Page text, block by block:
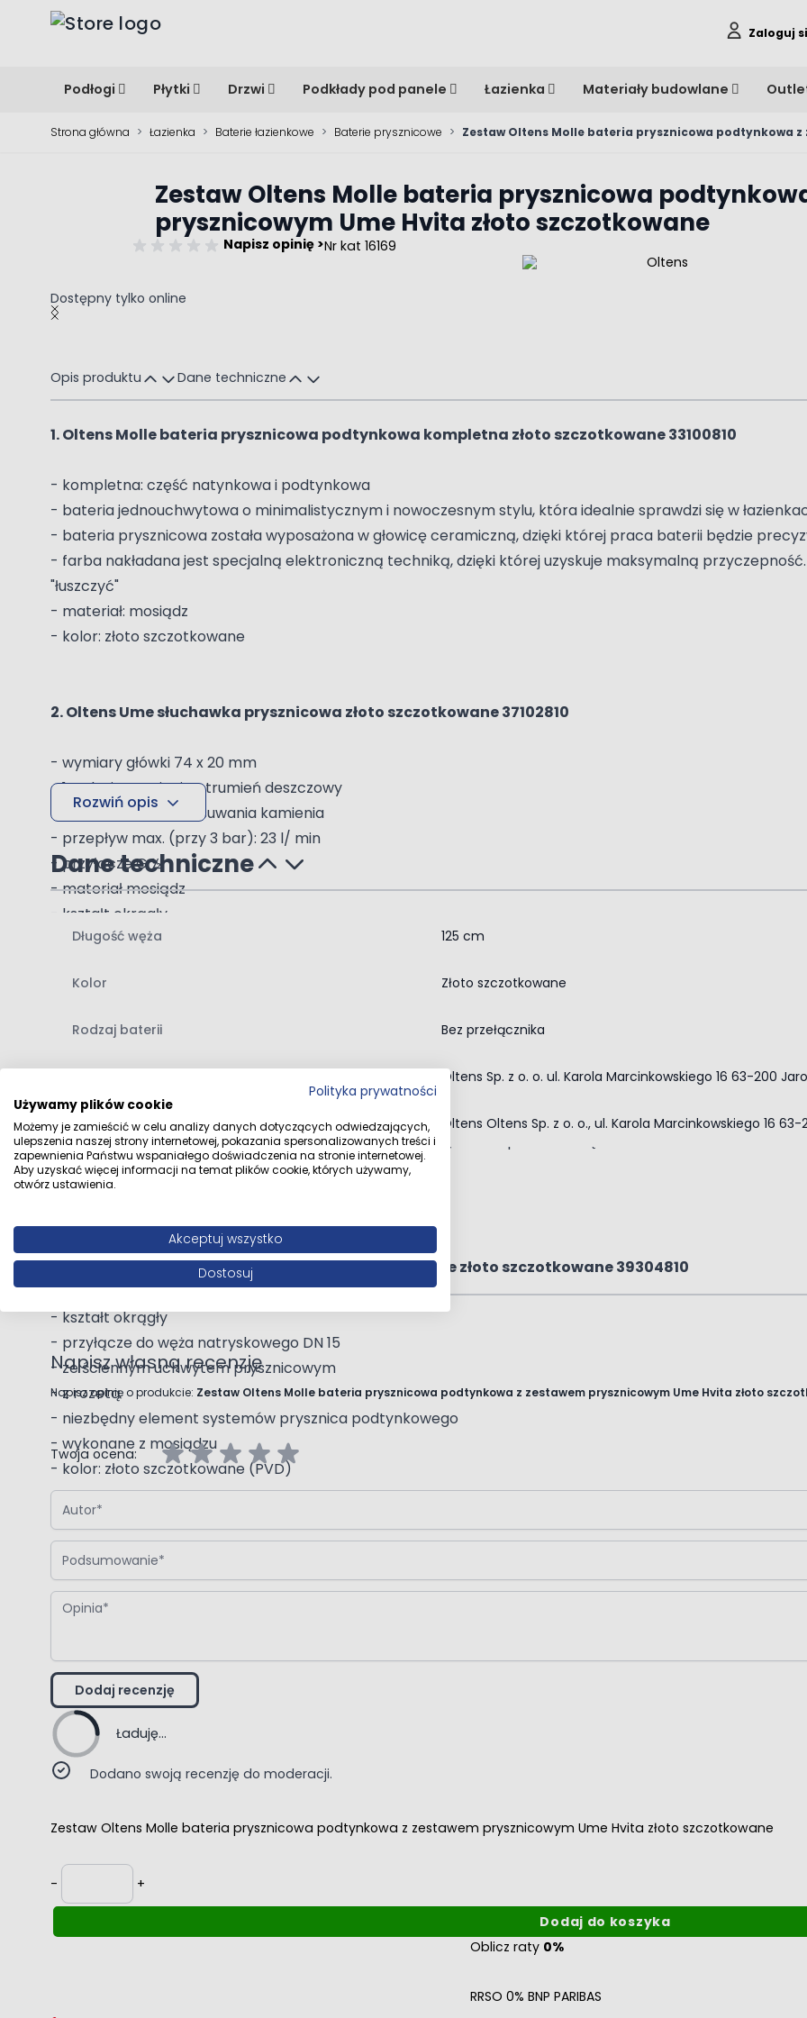
Przejdź do treści
Zaloguj
Podłogi Płytki Drzwi Podkłady pod panele Łazienka Materiały budowlane
Strona główna > Łazienka > Baterie łazienkowe > Baterie prysznicowe > Zestaw Oltens Molle bateria prysznicowa podtynkowa
Zestaw Oltens Molle bateria prysznicowa
prysznicowym Ume Hvita złoto szczotkowane
Napisz opinię >Nr kat 16169
Dostępny tylko online
Main image
Click to view image in fullscreen
Opis produktu Dane techniczne
1. Oltens Molle bateria prysznicowa podtynkowa kompletna złoto szczotkowane 33100810
- kompletna: część natynkowa i podtynkowa
- bateria jednouchwytowa o minimalistycznym i nowoczesnym stylu, która idealnie sprawdzi się w
- bateria prysznicowa została wyposażona w głowicę ceramiczną, dzięki której praca baterii będzie
- farba nakładana jest specjalną elektroniczną techniką, dzięki której uzyskuje maksymalną
"łuszczyć"
- materiał: mosiądz
- kolor: złoto szczotkowane
2. Oltens Ume słuchawka prysznicowa złoto szczotkowane 37102810
- wymiary główki 74 x 20 mm
- 1 rodzaj strumienia: strumień deszczowy
- system szybkiego usuwania kamienia
- przepływ max. (przy 3 bar): 23 l/ min
- przyłącze G ½,
- materiał mosiądz
- kształt okrągły
- może współpracować z przepływowymi podgrzewaczami wody
3. Oltens Ronneby wąż prysznicowy 125 cm złoty 37200800
- łatwy do utrzymania w czystości dzięki jego gładkiej powierzchni
- dzięki technologii Anti-Twist , wąż nie skręca się, nie zagina i nie przeciera się
- materiał PVC
- kolor: złoty
4. Oltens Hvita przyłącze kątowe z uchwytem okrągłe złoto szczotkowane 39304810
- kształt okrągły
- przyłącze do węża natryskowego DN 15
- ze ściennym uchwytem prysznicowym
- z rozetą
- niezbędny element systemów prysznica podtynkowego
- wykonane z mosiądzu
- kolor: złoto szczotkowane (PVD)
Rozwiń opis
Dane techniczne
Długość węża 125 cm
Kolor Złoto szczotkowane
Rodzaj baterii Bez przełącznika
Oltens Sp. z o. o. ul. Karola Marcinkowskiego 16 63-200
Dane producenta Oltens Oltens Sp. z o. o., ul. Karola Marcinkowskiego 16
Opinie klientów
Napisz własną recenzję
Napisz opinię o produkcie: Zestaw Oltens Molle bateria prysznicowa podtynkowa z zestawem prysznicowym Ume Hvita złoto
Twoja ocena:
Autor
Podsumowanie
Opinia
Dodaj recenzję
Ładuję...
Dodano swoją recenzję do moderacji.
Zestaw Oltens Molle bateria prysznicowa podtynkowa z zestawem prysznicowym Ume Hvita złoto szczotkowane
-
Ilość
+
Dodaj do koszyka
Oblicz raty 0%
RRSO 0% BNP PARIBAS
Polityka prywatności
Używamy plików cookie
Możemy je zamieścić w celu analizy danych dotyczących odwiedzających,
ulepszenia naszej strony internetowej, pokazania spersonalizowanych treści i
zapewnienia Państwu wspaniałego doświadczenia na stronie internetowej.
Aby uzyskać więcej informacji na temat plików cookie, których używamy,
otwórz ustawienia.
Akceptuj wszystko
Dostosuj